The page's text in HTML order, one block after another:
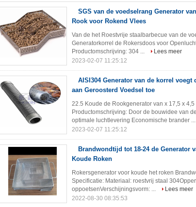
SGS van de voedselrang Generator
Rook voor Rokend Vlees
Van de het Roestvrije staalbarbecue van de
Generatorkorrel de Rokersdoos voor
Productomschrijving: 304 ...
Lees meer
2023-02-07 11:25:12
AISI304 Generator van de korrel voegt
aan Geroosterd Voedsel toe
22.5 Koude de Rookgenerator van x 17,5 x
Productomschrijving: Door de bouwidee van
optimale luchtlevering Economische brander ...
2023-02-07 11:25:12
Brandwondtijd tot 18-24 de Generator
Koude Roken
Rokersgenerator voor koude het roken
Specificatie: Materiaal: roestvrij staal
oppoetsenVerschijningsvorm: ...
Lees meer
2022-08-30 08:35:53